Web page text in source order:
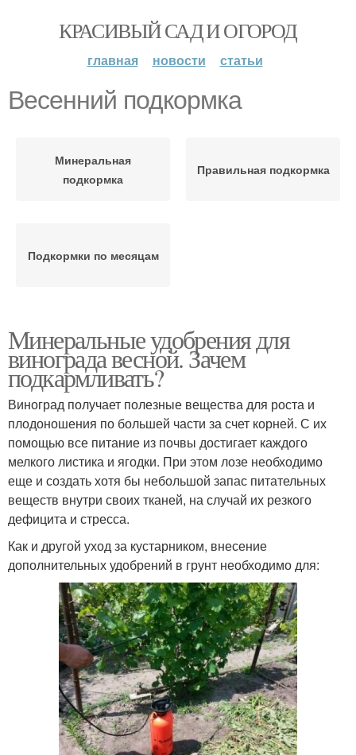
КРАСИВЫЙ САД И ОГОРОД
главная новости статьи
Весенний подкормка
Минеральная
подкормка
Правильная подкормка
Подкормки по месяцам
Минеральные удобрения для
винограда весной. Зачем
подкармливать?
Виноград получает полезные вещества для роста и
плодоношения по большей части за счет корней. С их
помощью все питание из почвы достигает каждого
мелкого листика и ягодки. При этом лозе необходимо
еще и создать хотя бы небольшой запас питательных
веществ внутри своих тканей, на случай их резкого
дефицита и стресса.
Как и другой уход за кустарником, внесение
дополнительных удобрений в грунт необходимо для: